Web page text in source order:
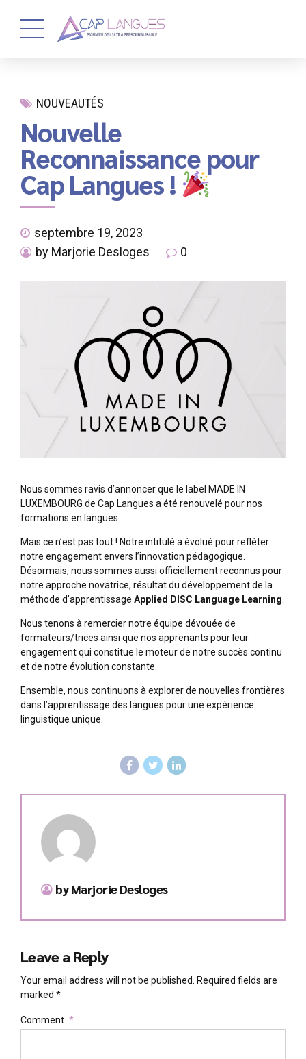
NOUVEAUTÉS
Nouvelle
Reconnaissance pour
Cap Langues !
septembre 19, 2023
by Marjorie Desloges
0
Nous sommes ravis d’annoncer que le label MADE IN
LUXEMBOURG de Cap Langues a été renouvelé pour nos
formations en langues
Mais ce n’est pas tout ! Notre intitulé a évolué pour refléter
notre engagement envers l’innovation pédagogique.
Désormais, nous sommes aussi officiellement reconnus pour
notre approche novatrice, résultat du développement de la
méthode d’apprentissage Applied DISC Language Learning
Nous tenons à remercier notre équipe dévouée de
formateurs/trices ainsi que nos apprenants pour leur
engagement qui constitue le moteur de notre succès continu
et de notre évolution constante.
Ensemble, nous continuons à explorer de nouvelles frontières
dans l’apprentissage des langues pour une expérience
linguistique unique.
by Marjorie Desloges
Leave a Reply
Your email address will not be published. Required fields are
marked *
Comment *